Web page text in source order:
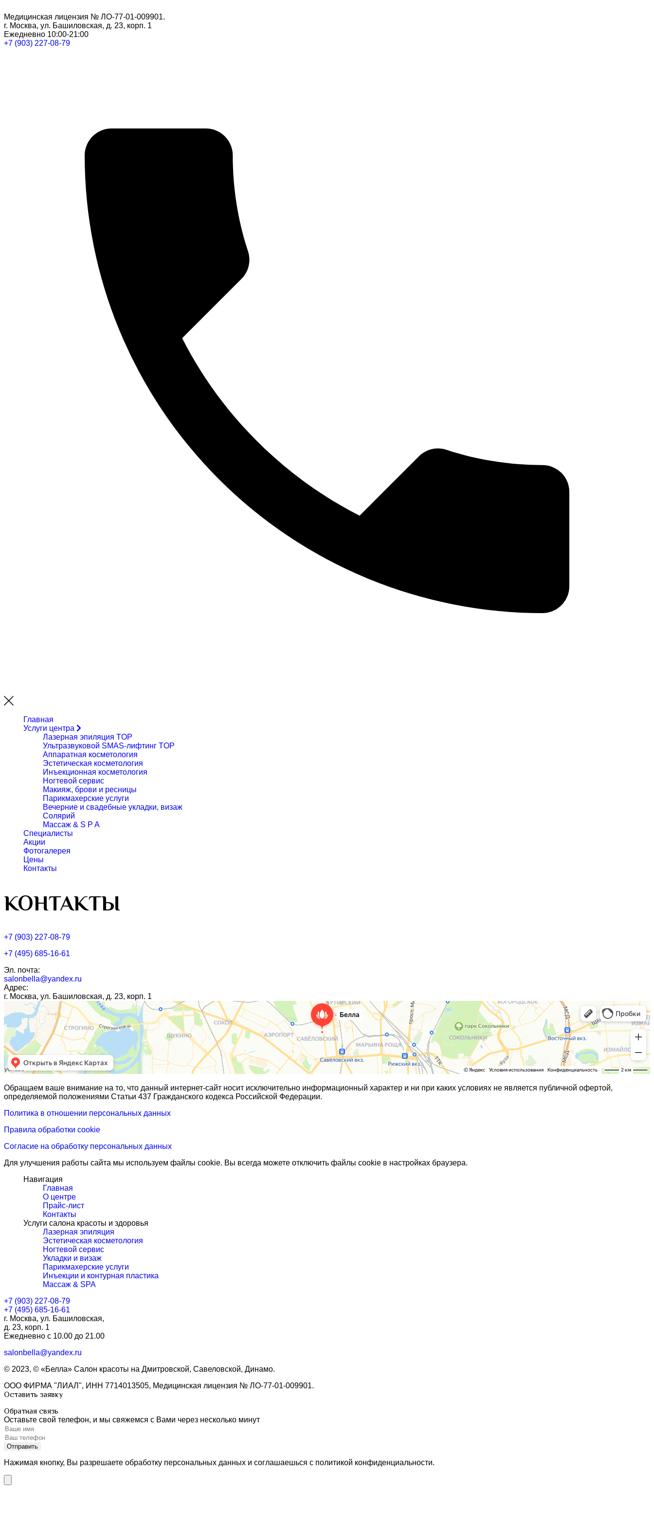
Медицинская лицензия № ЛО-77-01-009901.
г. Москва, ул. Башиловская, д. 23, корп. 1
Ежедневно 10:00-21:00
+7 (903) 227-08-79
Главная
Услуги центра
Лазерная эпиляция TOP
Ультразвуковой SMAS-лифтинг TOP
Аппаратная косметология
Эстетическая косметология
Инъекционная косметология
Ногтевой сервис
Макияж, брови и ресницы
Парикмахерские услуги
Вечерние и свадебные укладки, визаж
Солярий
Массаж & S P A
Специалисты
Акции
Фотогалерея
Цены
Контакты
КОНТАКТЫ
+7 (903) 227-08-79
+7 (495) 685-16-61
Эл. почта:
salonbella@yandex.ru
Адрес:
г. Москва, ул. Башиловская, д. 23, корп. 1
Обращаем ваше внимание на то, что данный интернет-сайт носит исключительно информационный характер и ни при каких условиях не является публичной офертой,
определяемой положениями Статьи 437 Гражданского кодекса Российской Федерации.
Политика в отношении персональных данных
Правила обработки cookie
Согласие на обработку персональных данных
Для улучшения работы сайта мы используем файлы cookie. Вы всегда можете отключить файлы cookie в настройках браузера.
Навигация
Главная
О центре
Прайс-лист
Контакты
Услуги салона красоты и здоровья
Лазерная эпиляция
Эстетическая косметология
Ногтевой сервис
Укладки и визаж
Парикмахерские услуги
Инъекции и контурная пластика
Массаж & SPA
+7 (903) 227-08-79
+7 (495) 685-16-61
г. Москва, ул. Башиловская,
д. 23, корп. 1
Ежедневно с 10.00 до 21.00
salonbella@yandex.ru
© 2023, © «Белла» Салон красоты на Дмитровской, Савеловской, Динамо.
ООО ФИРМА "ЛИАЛ", ИНН 7714013505, Медицинская лицензия № ЛО-77-01-009901.
Оставить заявку
Обратная связь
Оставьте свой телефон, и мы свяжемся с Вами через несколько минут
Нажимая кнопку, Вы разрешаете обработку персональных данных и соглашаешься с политикой конфиденциальности.